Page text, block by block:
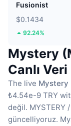
Fusionist
$0.1434
92.24%
Mystery
Canlı Veri
The live Mystery
₺4.54e-9 TRY
değil. MYSTERY
güncelliyoruz.